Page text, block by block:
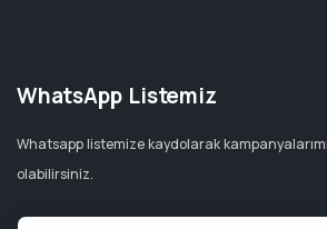
WhatsApp Listemiz
Whatsapp listemize kaydolarak
olabilirsiniz.